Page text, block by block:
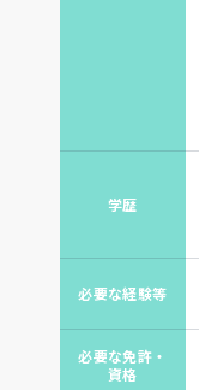
プラ
学歴
必要な経験等
必要な免許・
資格